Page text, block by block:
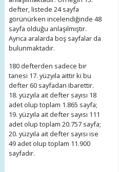
defter, listede 24 sayfa
görünürken incelendiğinde 48
sayfa olduğu anlaşılmıştır.
Ayrıca aralarda boş sayfalar da
bulunmaktadır.
180 defterden sadece bir
tanesi 17. yüzyıla aittir ki bu
defter 60 sayfadan ibarettir.
18. yüzyıla ait defter sayısı 18
adet olup toplam 1.865 sayfa;
19. yüzyıla ait defter sayısı 111
adet olup toplam 20.757 sayfa;
20. yüzyıla ait defter sayısı ise
49 adet olup toplam 11.900
sayfadır.